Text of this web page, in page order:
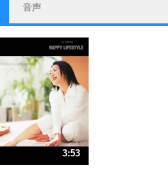
い。
、他人を見ない。
人になる30の方法
なれない原因は、行動しないから。
になる30の方法
かなるもの。
の方法
音声
3:53